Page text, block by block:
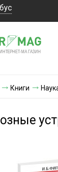
МА ГАЗИН
Книги